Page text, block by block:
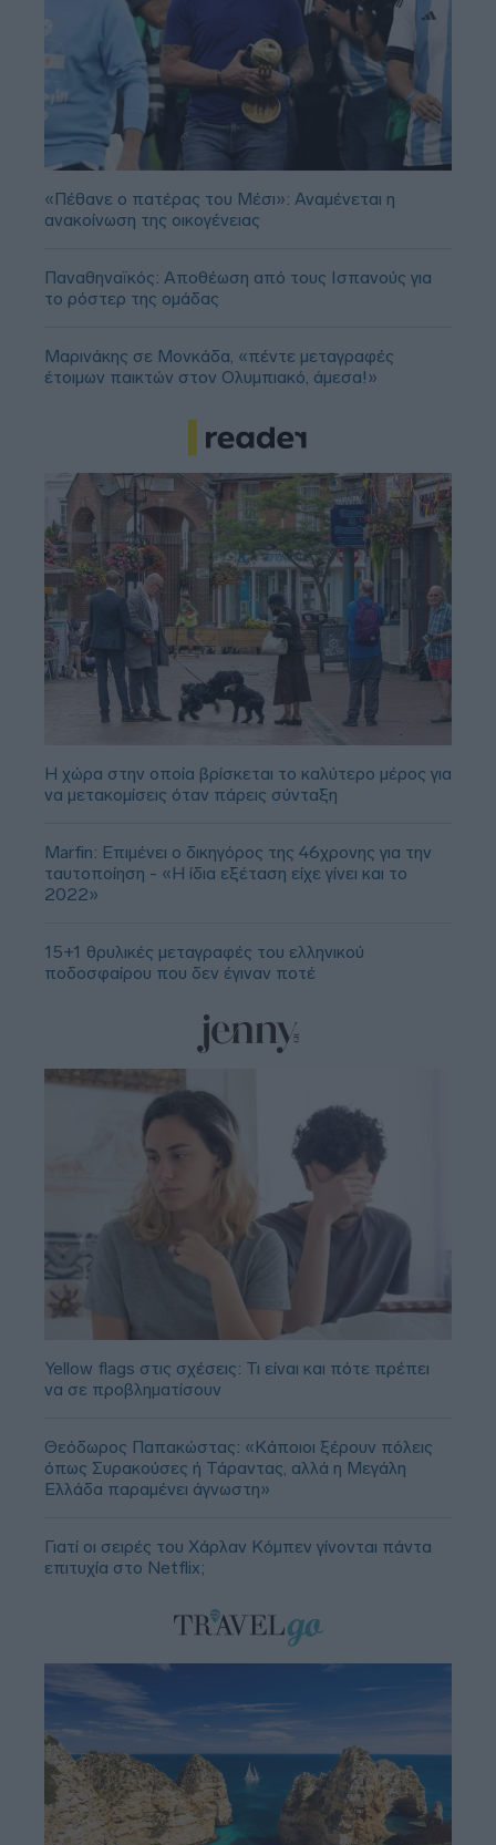
«Πέθανε ο πατέρας του Μέσι»: Αναμένεται η
ανακοίνωση της οικογένειας
Παναθηναϊκός: Αποθέωση από τους Ισπανούς για
το ρόστερ της ομάδας
Μαρινάκης σε Μονκάδα, «πέντε μεταγραφές
έτοιμων παικτών στον Ολυμπιακό, άμεσα!»
Η χώρα στην οποία βρίσκεται το καλύτερο μέρος για
να μετακομίσεις όταν πάρεις σύνταξη
Marfin: Επιμένει ο δικηγόρος της 46χρονης για την
ταυτοποίηση - «Η ίδια εξέταση είχε γίνει και το
2022»
15+1 θρυλικές μεταγραφές του ελληνικού
ποδοσφαίρου που δεν έγιναν ποτέ
Yellow flags στις σχέσεις: Τι είναι και πότε πρέπει
να σε προβληματίσουν
Θεόδωρος Παπακώστας: «Κάποιοι ξέρουν πόλεις
όπως Συρακούσες ή Τάραντας, αλλά η Μεγάλη
Ελλάδα παραμένει άγνωστη»
Γιατί οι σειρές του Χάρλαν Κόμπεν γίνονται πάντα
επιτυχία στο Netflix;